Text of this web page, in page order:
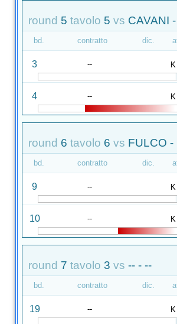
round 5 tavolo 5 vs CAVANI
bd. contratto dic.
3 -- K
4 -- K
round 6 tavolo 6 vs FULCO -
bd. contratto dic.
9 -- K
10 -- K
round 7 tavolo 3 vs -- - --
bd. contratto dic.
19 -- K